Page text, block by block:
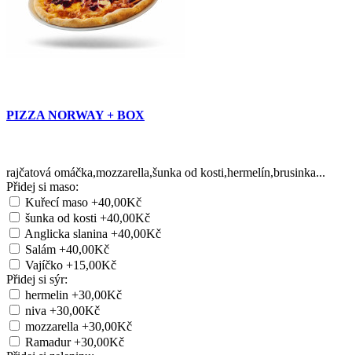
PIZZA NORWAY + BOX
rajčatová omáčka,mozzarella,šunka od kosti,hermelín,brusinka...
Přidej si maso:
Kuřecí maso +40,00Kč
šunka od kosti +40,00Kč
Anglicka slanina +40,00Kč
Salám +40,00Kč
Vajíčko +15,00Kč
Přidej si sýr:
hermelin +30,00Kč
niva +30,00Kč
mozzarella +30,00Kč
Ramadur +30,00Kč